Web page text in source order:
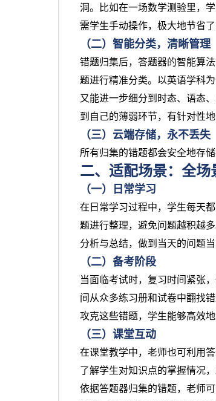
洞。比如在一场数学测验里，
需学生手动操作，极大地节省了
（二）智能分类，清晰管理
错题归集后，答题器的智能算
题进行精准分类。以英语学科
又能进一步细分到时态、语态
到自己的薄弱环节，有针对性地
（三）云端存储，永不丢失
所有归集的错题都会安全地存储
二、适配场景：全
（一）日常学习
在日常学习过程中，学生每天
题进行整理，避免问题越积越
分析与总结，做到当天的问题
（二）备考阶段
当面临考试时，复习时间紧张
间从众多练习册和试卷中翻找
攻克这些错题，学生能够高效
（三）课堂互动
在课堂教学中，老师也可利用
了解学生对知识点的掌握情况
依据答题器归集的错题，老师